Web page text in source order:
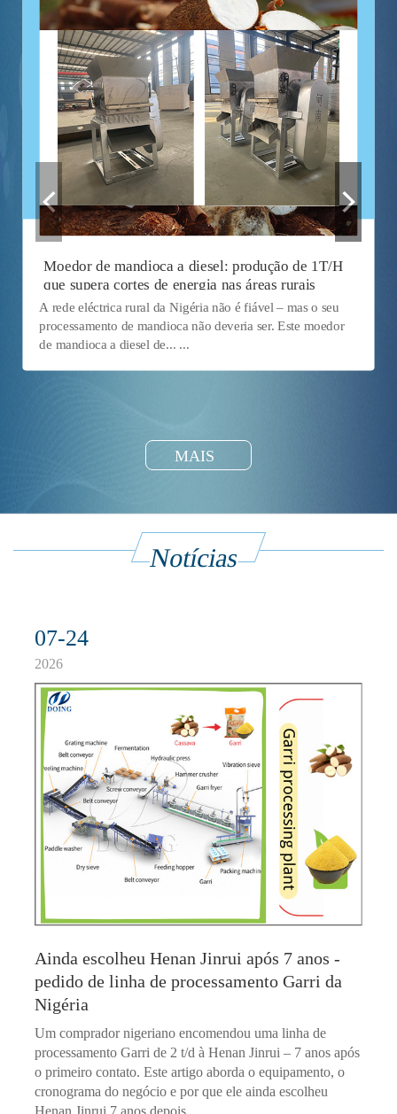
Moedor de mandioca a diesel: produção de 1T/H
que supera cortes de energia nas áreas rurais
A rede eléctrica rural da Nigéria não é fiável – mas o seu
processamento de mandioca não deveria ser. Este moedor
de mandioca a diesel de... ...
MAIS
Notícias
07-24
2026
Ainda escolheu Henan Jinrui após 7 anos -
pedido de linha de processamento Garri da
Nigéria
Um comprador nigeriano encomendou uma linha de
processamento Garri de 2 t/d à Henan Jinrui – 7 anos após
o primeiro contato. Este artigo aborda o equipamento, o
cronograma do negócio e por que ele ainda escolheu